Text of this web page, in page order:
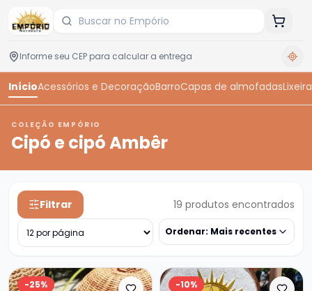
InícioAcessórios e DecoraçãoBarroCapas de almofadasLixeira
COLEÇÃO EMPÓRIO
Cipó e cipó Ambêr
Filtrar 19 produtos encontrados
Ordenar: Mais recentes
-25% -10%